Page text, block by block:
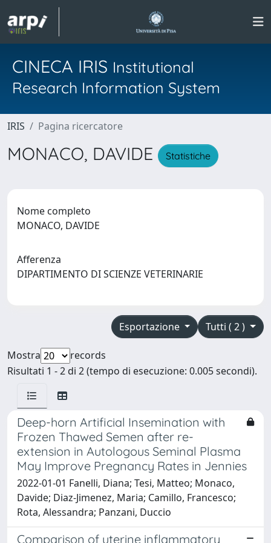
CINECA IRIS Institutional
Research Information System
IRIS Pagina ricercatore
MONACO, DAVIDE Statistiche
Nome completo
MONACO, DAVIDE
Afferenza
DIPARTIMENTO DI SCIENZE VETERINARIE
Tutti ( 2 )
Esportazione
Mostra
records
Risultati 1 - 2 di 2 (tempo di esecuzione: 0.005 secondi).
Deep-horn Artificial Insemination with
Frozen Thawed Semen after re-
extension in Autologous Seminal Plasma
May Improve Pregnancy Rates in Jennies
2022-01-01 Fanelli, Diana; Tesi, Matteo; Monaco,
Davide; Diaz-Jimenez, Maria; Camillo, Francesco;
Rota, Alessandra; Panzani, Duccio
Comparison of uterine inflammatory